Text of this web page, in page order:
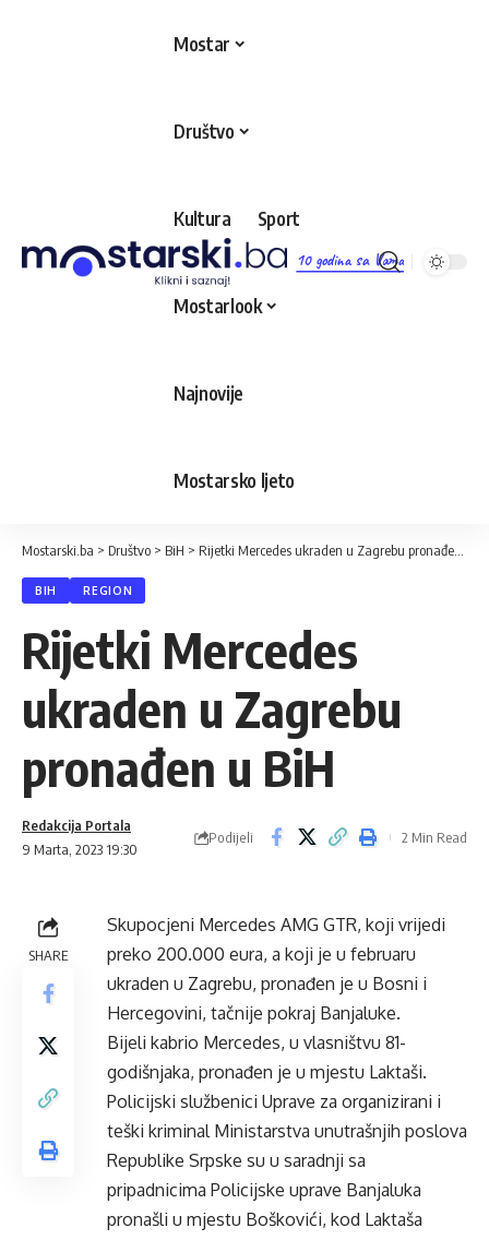
10 godina sa Vama
Mostar
Društvo
Kultura Sport
Mostarlook
Najnovije
Mostarsko ljeto
Mostarski.ba > Društvo > BiH > Rijetki Mercedes ukraden u Zagrebu pronađen u BiH
BIH REGION
Rijetki Mercedes
ukraden u Zagrebu
pronađen u BiH
9 Marta, 2023 19:30
Redakcija Portala
Podijeli 2 Min Read
SHARE
Skupocjeni Mercedes AMG GTR, koji vrijedi
preko 200.000 eura, a koji je u februaru
ukraden u Zagrebu, pronađen je u Bosni i
Hercegovini, tačnije pokraj Banjaluke.
Bijeli kabrio Mercedes, u vlasništvu 81-
godišnjaka, pronađen je u mjestu Laktaši.
Policijski službenici Uprave za organizirani i
teški kriminal Ministarstva unutrašnjih poslova
Republike Srpske su u saradnji sa
pripadnicima Policijske uprave Banjaluka
pronašli u mjestu Boškovići, kod Laktaša